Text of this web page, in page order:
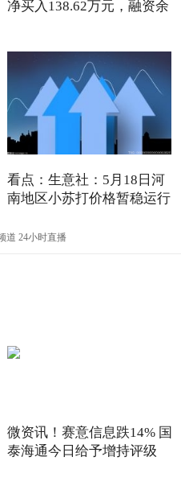
净买入138.62万元，融资余
看点：生意社：5月18日河
南地区小苏打价格暂稳运行
道 24小时直播
微资讯！赛意信息跌14% 国
泰海通今日给予增持评级